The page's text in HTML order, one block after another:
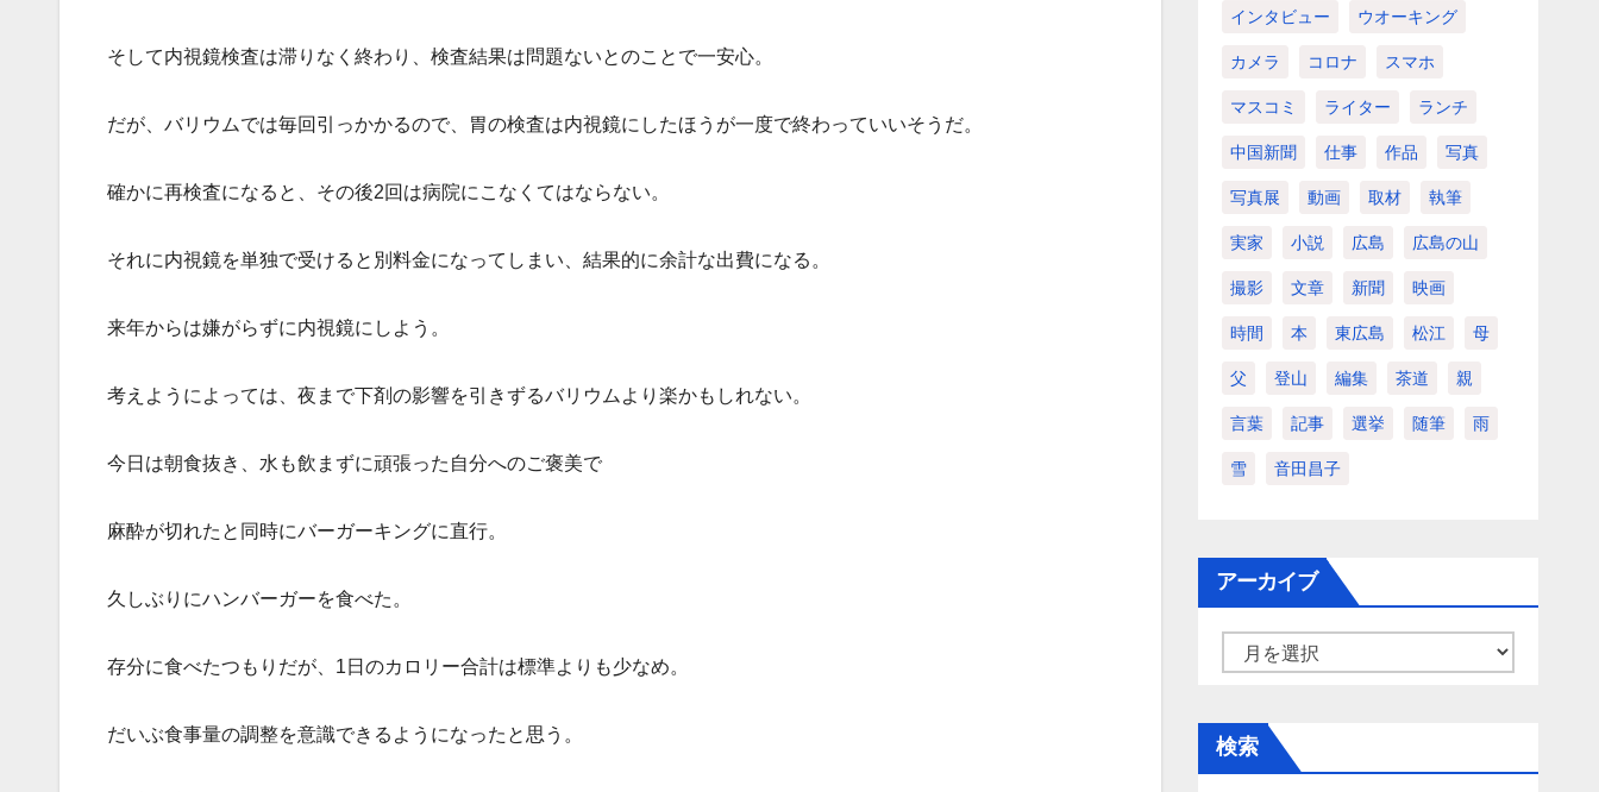
そして内視鏡検査は滞りなく終わり、検査結果は問題ないとのことで一安心。
だが、バリウムでは毎回引っかかるので、胃の検査は内視鏡にしたほうが一度で終わっていいそうだ。
確かに再検査になると、その後2回は病院にこなくてはならない。
それに内視鏡を単独で受けると別料金になってしまい、結果的に余計な出費になる。
来年からは嫌がらずに内視鏡にしよう。
考えようによっては、夜まで下剤の影響を引きずるバリウムより楽かもしれない。
今日は朝食抜き、水も飲まずに頑張った自分へのご褒美で
麻酔が切れたと同時にバーガーキングに直行。
久しぶりにハンバーガーを食べた。
存分に食べたつもりだが、1日のカロリー合計は標準よりも少なめ。
だいぶ食事量の調整を意識できるようになったと思う。
インタビュー ウオーキング
カメラ コロナ スマホ
マスコミ ライター ランチ
中国新聞 仕事 作品 写真
写真展 動画 取材 執筆
実家 小説 広島 広島の山
撮影 文章 新聞 映画
時間 本 東広島 松江 母
父 登山 編集 茶道 親
言葉 記事 選挙 随筆 雨
雪 音田昌子
アーカイブ
カ
イ
検索